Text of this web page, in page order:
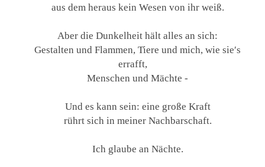
aus dem heraus kein Wesen von ihr weiß.
Aber die Dunkelheit hält alles an sich:
Gestalten und Flammen, Tiere und mich, wie sie′s
errafft,
Menschen und Mächte -
Und es kann sein: eine große Kraft
rührt sich in meiner Nachbarschaft.
Ich glaube an Nächte.